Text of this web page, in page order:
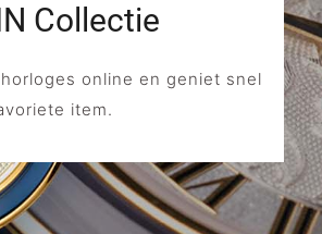
Collectie
online en geniet snel
item.